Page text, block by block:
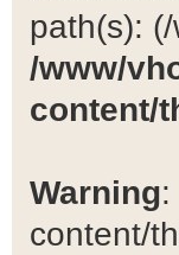
path(s):
/www/
content/
Warning
content/